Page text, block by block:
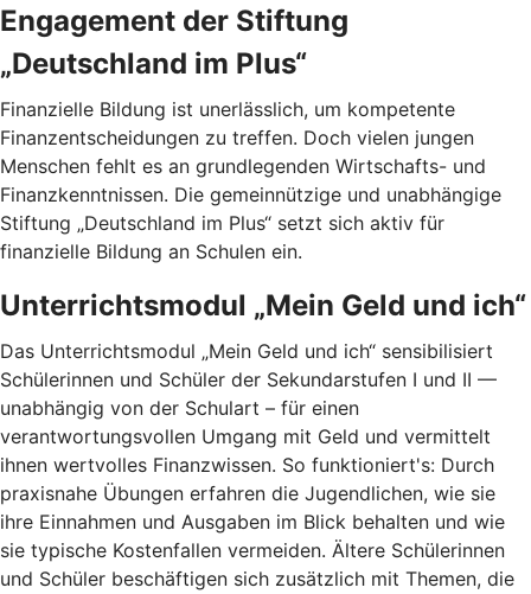
Engagement der Stiftung
„Deutschland im Plus“
Finanzielle Bildung ist unerlässlich, um kompetente
Finanzentscheidungen zu treffen. Doch vielen jungen
Menschen fehlt es an grundlegenden Wirtschafts- und
Finanzkenntnissen. Die gemeinnützige und unabhängige
Stiftung „Deutschland im Plus“ setzt sich aktiv für
finanzielle Bildung an Schulen ein.
Unterrichtsmodul „Mein Geld und ich“
Das Unterrichtsmodul „Mein Geld und ich“ sensibilisiert
Schülerinnen und Schüler der Sekundarstufen I und II —
unabhängig von der Schulart – für einen
verantwortungsvollen Umgang mit Geld und vermittelt
ihnen wertvolles Finanzwissen. So funktioniert's: Durch
praxisnahe Übungen erfahren die Jugendlichen, wie sie
ihre Einnahmen und Ausgaben im Blick behalten und wie
sie typische Kostenfallen vermeiden. Ältere Schülerinnen
und Schüler beschäftigen sich zusätzlich mit Themen, die